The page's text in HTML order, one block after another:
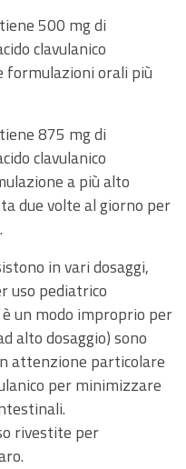
500 mg di
clavulanico
formulazioni orali più
875 mg di
clavulanico
a più alto
due volte al giorno per
in vari dosaggi,
uso pediatrico
è un modo improprio per
alto dosaggio) sono
attenzione particolare
per minimizzare
rivestite per